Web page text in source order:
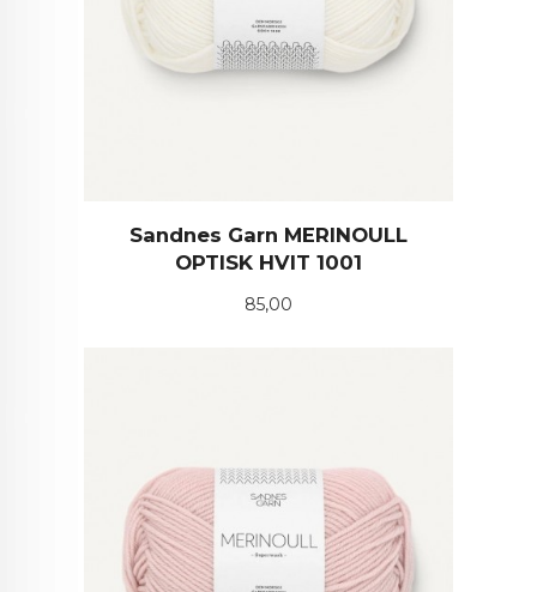
Sandnes Garn MERINOULL
OPTISK HVIT 1001
Pris
85,00